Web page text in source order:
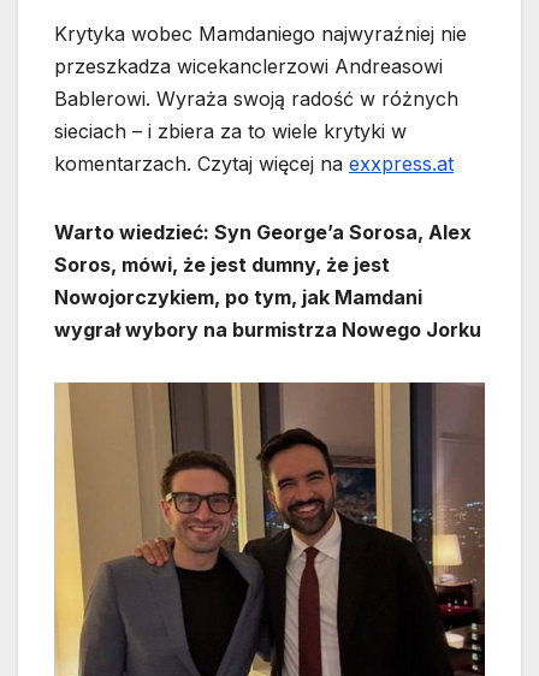
Krytyka wobec Mamdaniego najwyraźniej nie
przeszkadza wicekanclerzowi Andreasowi
Bablerowi. Wyraża swoją radość w różnych
sieciach – i zbiera za to wiele krytyki w
komentarzach. Czytaj więcej na exxpress.at
Warto wiedzieć: Syn George’a Sorosa, Alex
Soros, mówi, że jest dumny, że jest
Nowojorczykiem, po tym, jak Mamdani
wygrał wybory na burmistrza Nowego Jorku